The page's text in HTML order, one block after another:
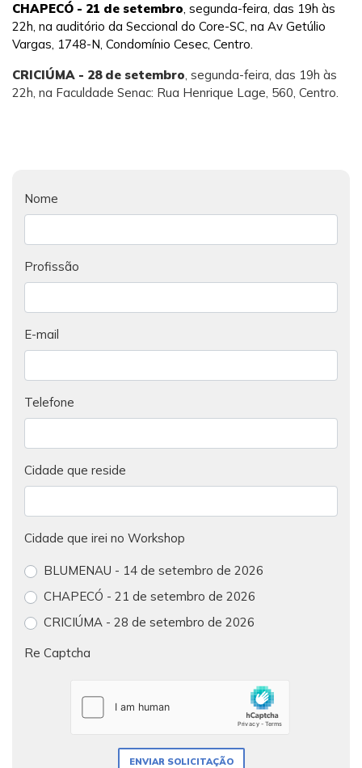
CHAPECÓ - 21 de setembro, segunda-feira, das 19h às
22h, na auditório da Seccional do Core-SC, na Av Getúlio
Vargas, 1748-N, Condomínio Cesec, Centro.
CRICIÚMA - 28 de setembro, segunda-feira, das 19h às
22h, na Faculdade Senac: Rua Henrique Lage, 560, Centro.
Nome
Profissão
E-mail
Telefone
Cidade que reside
Cidade que irei no Workshop
BLUMENAU - 14 de setembro de 2026
CHAPECÓ - 21 de setembro de 2026
CRICIÚMA - 28 de setembro de 2026
Re Captcha
ENVIAR SOLICITAÇÃO